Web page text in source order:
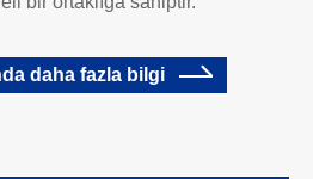
daha fazla bilgi